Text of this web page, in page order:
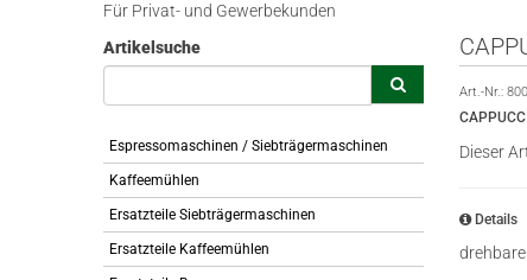
Für Privat- und Gewerbekunden
Artikelsuche
Espressomaschinen / Siebträgermaschinen
Kaffeemühlen
Ersatzteile Siebträgermaschinen
Ersatzteile Kaffeemühlen
Art.-Nr.:
Dieser
Details